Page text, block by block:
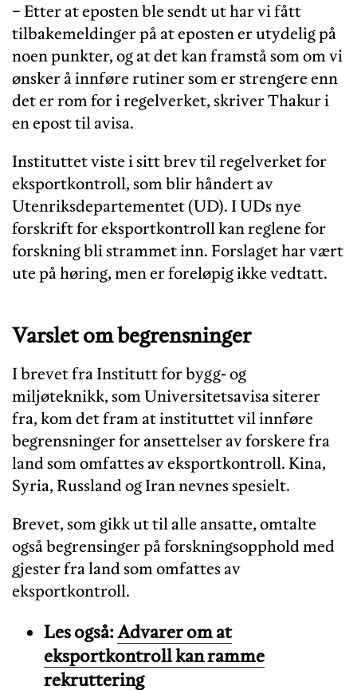
− Etter at eposten ble sendt ut har vi fått
tilbakemeldinger på at eposten er utydelig på
noen punkter, og at det kan framstå som om vi
ønsker å innføre rutiner som er strengere enn
det er rom for i regelverket, skriver Thakur i
en epost til avisa.
Instituttet viste i sitt brev til regelverket for
eksportkontroll, som blir håndert av
Utenriksdepartementet (UD). I UDs nye
forskrift for eksportkontroll kan reglene for
forskning bli strammet inn. Forslaget har vært
ute på høring, men er foreløpig ikke vedtatt.
Varslet om begrensninger
I brevet fra Institutt for bygg- og
miljøteknikk, som Universitetsavisa siterer
fra, kom det fram at instituttet vil innføre
begrensninger for ansettelser av forskere fra
land som omfattes av eksportkontroll. Kina,
Syria, Russland og Iran nevnes spesielt.
Brevet, som gikk ut til alle ansatte, omtalte
også begrensinger på forskningsopphold med
gjester fra land som omfattes av
eksportkontroll.
Les også:Advarer om at
eksportkontroll kan ramme
rekruttering